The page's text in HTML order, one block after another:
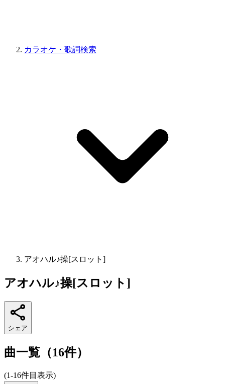
カラオケ・歌詞検索
アオハル♪操[スロット]
アオハル♪操[スロット]
シェア
曲一覧（16件）
(1-16件目表示)